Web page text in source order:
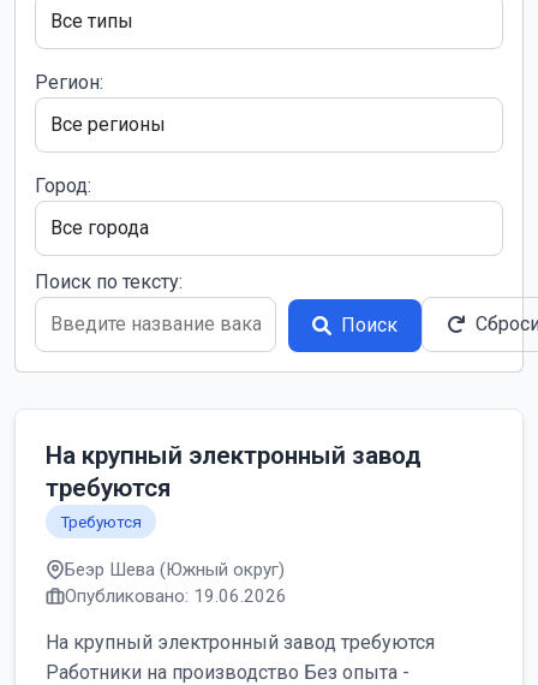
Регион:
Город:
Поиск по тексту:
Поиск
На крупный электронный завод
требуются
Требуются
Беэр Шева (Южный округ)
Опубликовано: 19.06.2026
На крупный электронный завод требуются
Работники на производство Без опыта -